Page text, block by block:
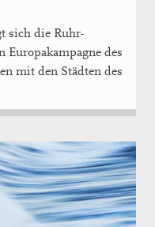
sich die Ruhr-
Europakampagne des
mit den Städten des